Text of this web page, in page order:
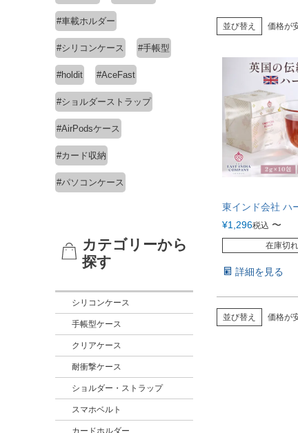
#車載ホルダー
#シリコンケース #手帳型
#holdit #AceFast
#ショルダーストラップ
#AirPodsケース
#カード収納
#パソコンケース
カテゴリーから
探す
シリコンケース
手帳型ケース
クリアケース
耐衝撃ケース
ショルダー・ストラップ
スマホベルト
並び替え 価格が
東インド会社 ハ
¥1,296税込 〜
在庫切れ
詳細を見る
並び替え 価格が